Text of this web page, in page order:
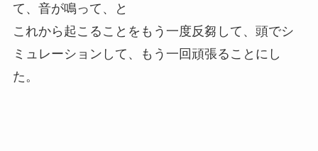
て、音が鳴って、と
これから起こることをもう一度反芻して、頭でシ
ミュレーションして、もう一回頑張ることにし
た。